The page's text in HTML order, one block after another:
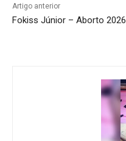
Artigo anterior
Fokiss Júnior – Aborto 2026